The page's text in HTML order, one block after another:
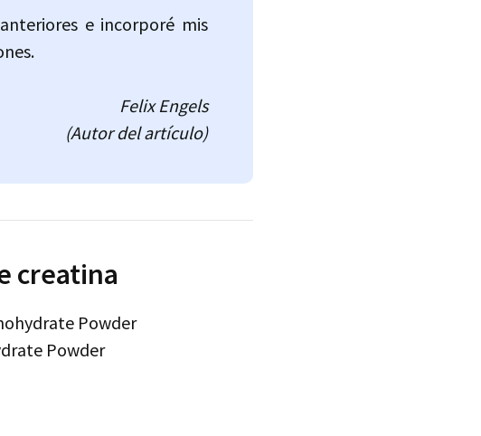
e incorporé mis
Felix Engels
(Autor del artículo)
creatina
Powder
Powder